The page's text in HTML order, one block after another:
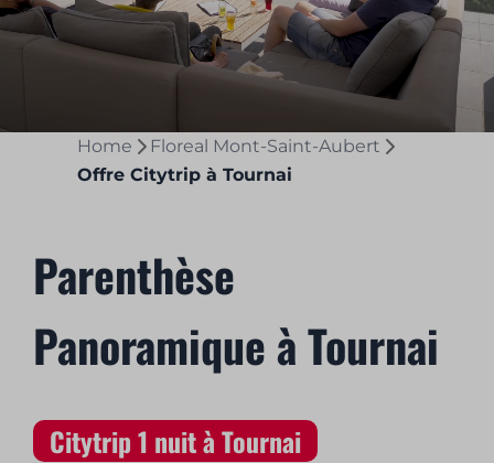
Home
Floreal Mont-Saint-Aubert
Offre Citytrip à Tournai
Parenthèse
Panoramique à Tournai
Citytrip 1 nuit à Tournai